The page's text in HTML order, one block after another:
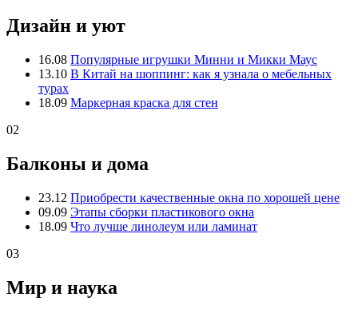
Дизайн и уют
16.08 Популярные игрушки Минни и Микки Маус
13.10 В Китай на шоппинг: как я узнала о мебельных
турах
18.09 Маркерная краска для стен
02
Балконы и дома
23.12 Приобрести качественные окна по хорошей цене
09.09 Этапы сборки пластикового окна
18.09 Что лучше линолеум или ламинат
03
Мир и наука